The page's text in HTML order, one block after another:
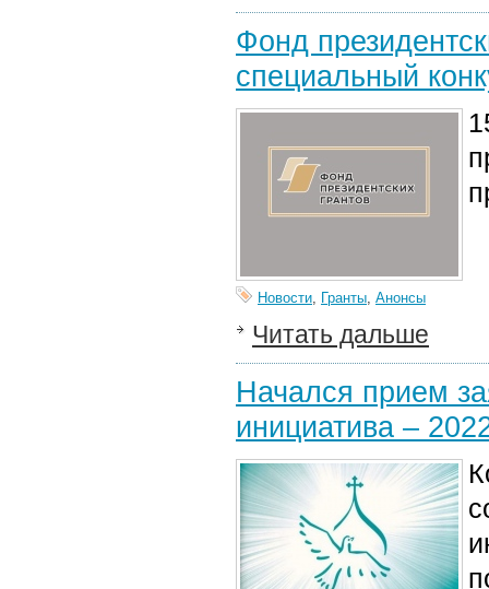
Фонд
специальный
Новости, Гранты, Анонсы
Читать дальше
Начался прием
инициатива –